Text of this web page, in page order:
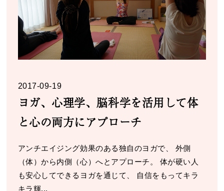
2017-09-19
ヨガ、心理学、脳科学を活用して体
と心の両方にアプローチ
アンチエイジング効果のある独自のヨガで、 外側
（体）から内側（心）へとアプローチ。 体が硬い人
も安心してできるヨガを通じて、 自信をもってキラ
キラ輝...